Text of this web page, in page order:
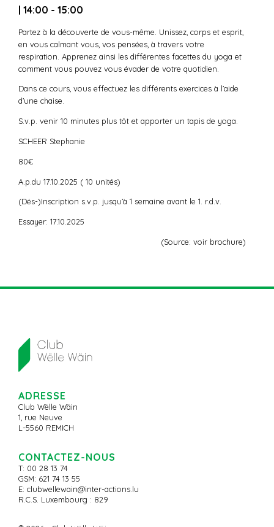
| 14:00 - 15:00
Partez à la découverte de vous-même. Unissez, corps et esprit,
en vous calmant vous, vos pensées, à travers votre
respiration. Apprenez ainsi les différentes facettes du yoga et
comment vous pouvez vous évader de votre quotidien.
Dans ce cours, vous effectuez les différents exercices à l’aide
d’une chaise.
S.v.p. venir 10 minutes plus tôt et apporter un tapis de yoga.
SCHEER Stephanie
80€
A.p.du 17.10.2025 ( 10 unités)
(Dés-)Inscription s.v.p. jusqu’à 1 semaine avant le 1. r.d.v.
Essayer: 17.10.2025
(Source: voir brochure)
ADRESSE
Club Wëlle Wäin
1, rue Neuve
L-5560 REMICH
CONTACTEZ-NOUS
T: 00 28 13 74
GSM: 621 74 13 55
E: clubwellewain@inter-actions.lu
R.C.S. Luxembourg : 829